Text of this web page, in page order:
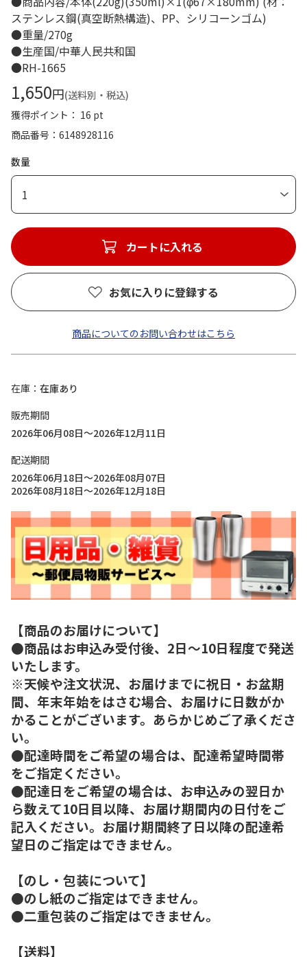
ステンレス鋼(真空断熱構造)、PP、シリコーンゴム)
●重量/270g
●生産国/中華人民共和国
●RH-1665
1,650円(送料別・税込)
獲得ポイント： 16 pt
商品番号
6148928116
数量
1
カートに入れる
お気に入りに登録する
商品についてのお問い合わせはこちら
在庫
在庫あり
販売期間
2026年06月08日～2026年12月11日
配送期間
2026年06月18日～2026年08月07日
2026年08月18日～2026年12月18日
【商品のお届けについて】
●商品はお申込み受付後、2日～10日程度で発送
いたします。
※天候や注文状況、お届けまでに祝日・お盆期
間、年末年始をはさむ場合、お届けに日数がか
かることがございます。あらかじめご了承くださ
い。
●配達時間をご希望の場合は、配達希望時間帯
をご指定ください。
●配達日をご希望の場合は、お申込みの翌日か
ら数えて10日目以降、お届け期間内の日付をご
記入ください。お届け期間終了日以降の配達希
望日のご指定はできません。
【のし・包装について】
●のし紙のご指定はできません。
●二重包装のご指定はできません。
【送料】